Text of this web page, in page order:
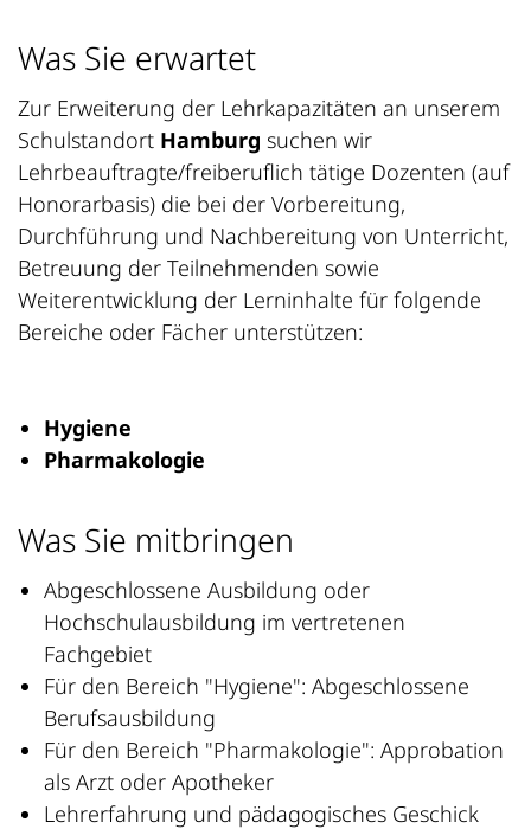
Was Sie erwartet
Zur Erweiterung der Lehrkapazitäten an unserem
Schulstandort Hamburg suchen wir
Lehrbeauftragte/freiberuflich tätige Dozenten (auf
Honorarbasis) die bei der Vorbereitung,
Durchführung und Nachbereitung von Unterricht,
Betreuung der Teilnehmenden sowie
Weiterentwicklung der Lerninhalte für folgende
Bereiche oder Fächer unterstützen:
Hygiene
Pharmakologie
Was Sie mitbringen
Abgeschlossene Ausbildung oder
Hochschulausbildung im vertretenen
Fachgebiet
Für den Bereich "Hygiene": Abgeschlossene
Berufsausbildung
Für den Bereich "Pharmakologie": Approbation
als Arzt oder Apotheker
Lehrerfahrung und pädagogisches Geschick